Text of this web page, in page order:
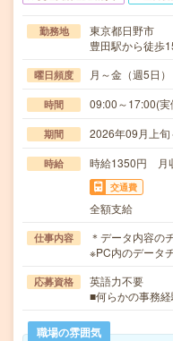
勤務地
東京都日野市
豊田駅から徒歩
曜日頻度 月～金（週5日
時間 09:00～17:00(
期間 2026年09月上
時給 時給1350円 月
交通費
全額支給
仕事内容
＊データ内容の
※PC内のデータ
応募資格
英語力不要
■何らかの事務
職場の雰囲気